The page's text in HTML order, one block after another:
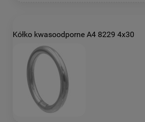
Kółko kwasoodporne A4 8229 4x30